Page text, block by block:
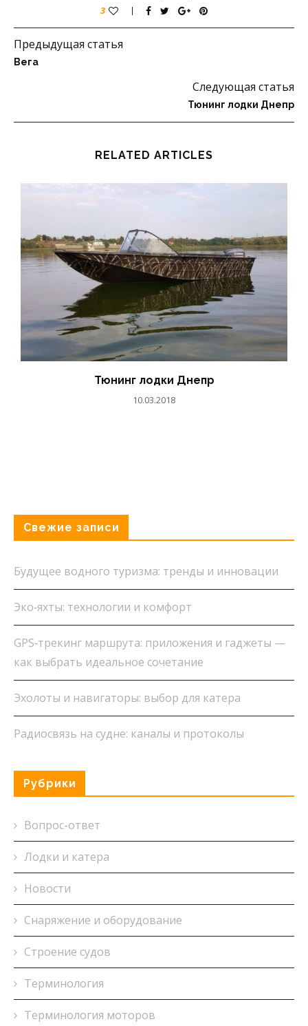
3
Предыдущая статья
Вега
Следующая статья
Тюнинг лодки Днепр
RELATED ARTICLES
Тюнинг лодки Днепр
10.03.2018
Свежие записи
Будущее водного туризма: тренды и инновации
Эко‑яхты: технологии и комфорт
GPS‑трекинг маршрута: приложения и гаджеты —
как выбрать идеальное сочетание
Эхолоты и навигаторы: выбор для катера
Радиосвязь на судне: каналы и протоколы
Рубрики
Вопрос-ответ
Лодки и катера
Новости
Снаряжение и оборудование
Строение судов
Терминология
Терминология моторов